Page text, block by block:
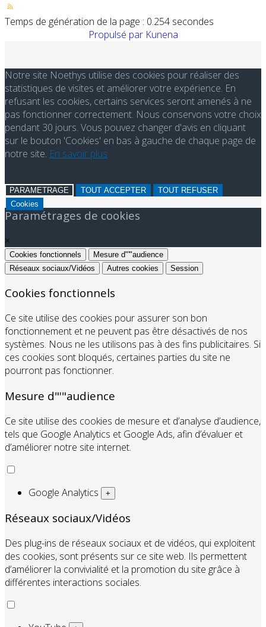
Temps de génération de la page : 0.254 secondes
Propulsé par Kunena
Notre site Noethys utilise des cookies pour réaliser des
statistiques de visites et améliorer votre expérience. En
refusant les cookies, certains services seront amenés à ne
pas fonctionner correctement. Nous conservons votre choix
pendant 30 jours. Vous pouvez changer d'avis en cliquant
sur le bouton 'Cookies' en bas à gauche de chaque page de
notre site. En savoir plus
PARAMETRAGE TOUT ACCEPTER
TOUT REFUSER
Cookies
Paramétrages de cookies
×
Cookies fonctionnels
Mesure d"'"audience
Réseaux sociaux/Vidéos
Autres cookies Session
Cookies fonctionnels
Ce site utilise des cookies pour assurer son bon
fonctionnement et ne peuvent pas être désactivés de nos
systèmes. Nous ne les utilisons pas à des fins publicitaires. Si
ces cookies sont bloqués, certaines parties du site ne
pourront pas fonctionner.
Mesure d"'"audience
Ce site utilise des cookies de mesure et d’analyse d’audience,
tels que Google Analytics et Google Ads, afin d’évaluer et
d’améliorer notre site internet.
Google Analytics +
Réseaux sociaux/Vidéos
Des plug-ins de réseaux sociaux et de vidéos, qui exploitent
des cookies, sont présents sur ce site web. Ils permettent
d’améliorer la convivialité et la promotion du site grâce à
différentes interactions sociales.